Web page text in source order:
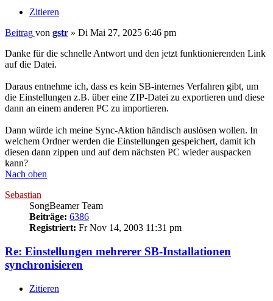
Zitieren
Beitrag von gstr » Di Mai 27, 2025 6:46 pm
Danke für die schnelle Antwort und den jetzt funktionierenden Link
auf die Datei.
Daraus entnehme ich, dass es kein SB-internes Verfahren gibt, um
die Einstellungen z.B. über eine ZIP-Datei zu exportieren und diese
dann an einem anderen PC zu importieren.
Dann würde ich meine Sync-Aktion händisch auslösen wollen. In
welchem Ordner werden die Einstellungen gespeichert, damit ich
diesen dann zippen und auf dem nächsten PC wieder auspacken
kann?
Nach oben
Sebastian
SongBeamer Team
Beiträge: 6386
Registriert: Fr Nov 14, 2003 11:31 pm
Re: Einstellungen mehrerer SB-Installationen
synchronisieren
Zitieren